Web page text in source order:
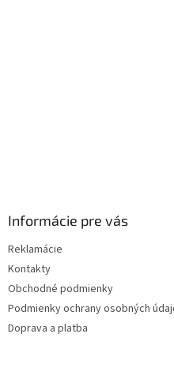
Informácie pre vás
Reklamácie
Kontakty
Obchodné podmienky
Podmienky ochrany osobných
Doprava a platba